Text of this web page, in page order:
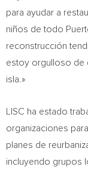
para ayudar a
niños de todo
reconstrucción
estoy orgulloso de
isla.»
LISC ha estado
organizaciones
planes de
incluyendo grupos